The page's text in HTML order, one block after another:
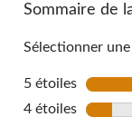
Sommaire de
Sélectionner
5 étoiles étoiles
4 étoiles étoiles